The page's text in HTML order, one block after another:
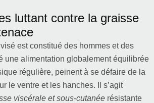
luttant contre la graisse
est constitué des hommes et des
une alimentation globalement équilibrée
régulière, peinent à se défaire de la
le ventre et les hanches. Il s’agit
viscérale et sous-cutanée résistante